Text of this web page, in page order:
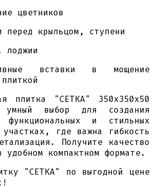
цветников
перед крыльцом, ступени
лоджии
вставки в мощение
плитка "СЕТКА" 350х350х50
выбор для создания
функциональных и стильных
где важна гибкость
Получите качество
удобном компактном формате.
"СЕТКА" по выгодной цене